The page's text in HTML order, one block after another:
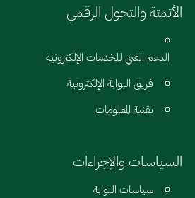
الأتمتة والتحول الرقمي
الدعم الفني للخدمات الإلكترونية
فريق البوابة الإلكترونية
تقنية المعلومات
السياسات والإجراءات
سياسات البوابة